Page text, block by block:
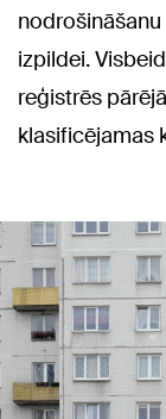
izpildei.
reģistrēs
klasificējamas